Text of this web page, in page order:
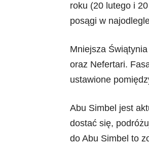
roku (20 lutego i
posągi w
Mniejsza
oraz Nefertari.
ustawione
Abu Simbel jest
dostać się,
do Abu Simbel to